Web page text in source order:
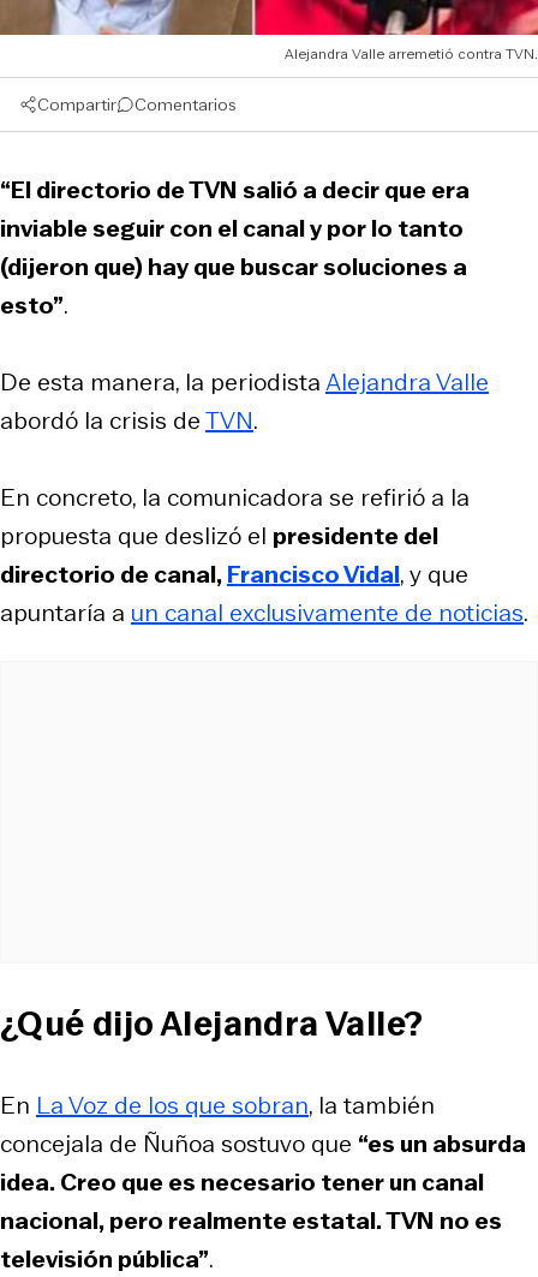
Alejandra Valle arremetió contra TVN.
Compartir Comentarios
“El directorio de TVN salió a decir que era
inviable seguir con el canal y por lo tanto
(dijeron que) hay que buscar soluciones a
esto”.
De esta manera, la periodistaAlejandra Valle
abordó la crisis deTVN.
En concreto, la comunicadora se refirió a la
propuesta que deslizó el presidente del
directorio de canal,Francisco Vidal, y que
apuntaría a un canal exclusivamente de noticias.
¿Qué dijo Alejandra Valle?
En La Voz de los que sobran, la también
concejala de Ñuñoa sostuvo que “es un absurda
idea. Creo que es necesario tener un canal
nacional, pero realmente estatal. TVN no es
televisión pública”.